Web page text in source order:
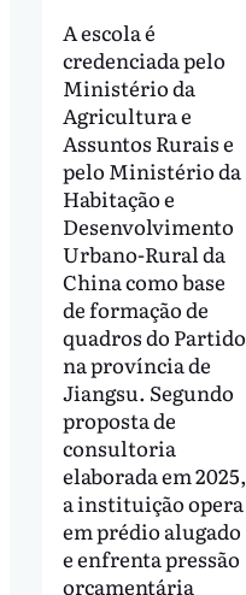
A escola é
credenciada pelo
Ministério da
Agricultura e
Assuntos Rurais e
pelo Ministério da
Habitação e
Desenvolvimento
Urbano-Rural da
China como base
de formação de
quadros do Partido
na província de
Jiangsu. Segundo
proposta de
consultoria
elaborada em 2025,
a instituição opera
em prédio alugado
e enfrenta pressão
orçamentária